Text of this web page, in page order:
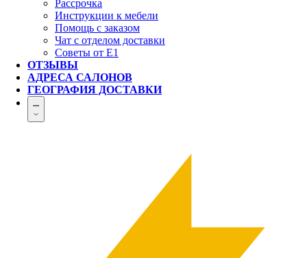
Рассрочка
Инструкции к мебели
Помощь с заказом
Чат с отделом доставки
Советы от Е1
ОТЗЫВЫ
АДРЕСА САЛОНОВ
ГЕОГРАФИЯ ДОСТАВКИ
...